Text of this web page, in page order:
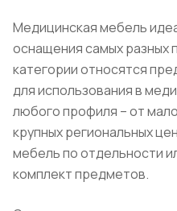
Медицинская мебель
оснащения самых разных
категории относятся
для использования в
любого профиля – от
крупных региональных
мебель по отдельности
комплект предметов.